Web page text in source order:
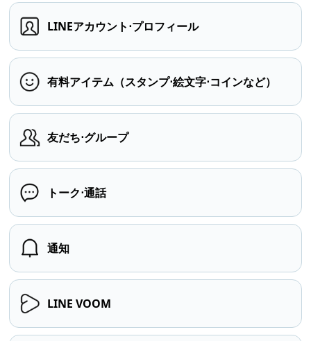
LINEアカウント⋅プロフィール
有料アイテム（スタンプ⋅絵文字⋅コインなど）
友だち⋅グループ
トーク⋅通話
通知
LINE VOOM